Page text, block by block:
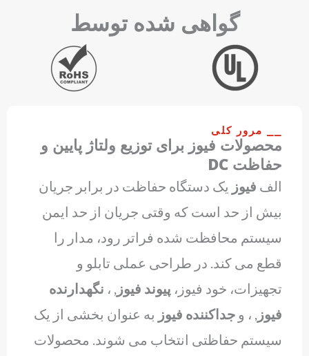
گواهی شده توسط
⎯⎯ مرور کلی
محصولات فیوز برای توزیع ولتاژ پایین و
حفاظت DC
الف فیوز یک دستگاه حفاظت در برابر جریان
بیش از حد است که وقتی جریان از حد ایمن
سیستم محافظت شده فراتر رود، مدار را
قطع می کند. در طراحی عملی تابلو و
تجهیزات، خود فیوز، پیوند فیوز , ، نگهدارنده
فیوز , ، و جداکننده فیوز به عنوان بخشی از یک
سیستم حفاظتی انتخاب می شوند. محصولات